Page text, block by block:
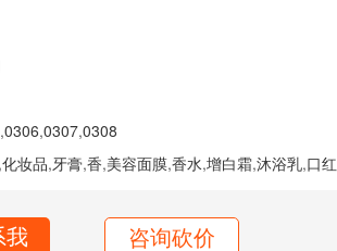
,0306,0307,0308
,化妆品,牙膏,香,美容面膜,香水,增白霜,沐浴乳,口红
我 咨询砍价